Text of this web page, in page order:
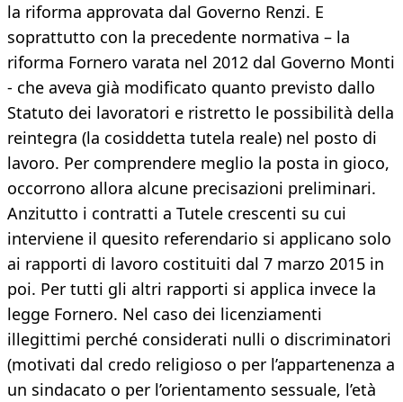
la riforma approvata dal Governo Renzi. E
soprattutto con la precedente normativa – la
riforma Fornero varata nel 2012 dal Governo Monti
- che aveva già modificato quanto previsto dallo
Statuto dei lavoratori e ristretto le possibilità della
reintegra (la cosiddetta tutela reale) nel posto di
lavoro. Per comprendere meglio la posta in gioco,
occorrono allora alcune precisazioni preliminari.
Anzitutto i contratti a Tutele crescenti su cui
interviene il quesito referendario si applicano solo
ai rapporti di lavoro costituiti dal 7 marzo 2015 in
poi. Per tutti gli altri rapporti si applica invece la
legge Fornero. Nel caso dei licenziamenti
illegittimi perché considerati nulli o discriminatori
(motivati dal credo religioso o per l’appartenenza a
un sindacato o per l’orientamento sessuale, l’età